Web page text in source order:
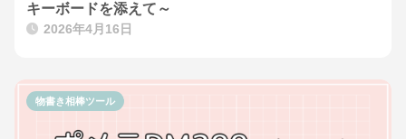
キーボードを添えて～
2026年4月16日
物書き相棒ツール